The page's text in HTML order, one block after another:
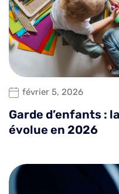
février 5, 2026
Garde d’enfants :
évolue en 2026